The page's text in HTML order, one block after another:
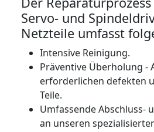
Servo- und
Netzteile umfasst
Intensive Reinigung.
Präventive Überholung -
erforderlichen defekten
Teile.
Umfassende Abschluss-
an unseren